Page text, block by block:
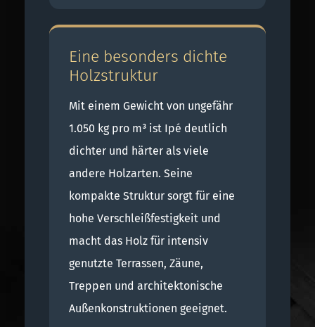
Eine besonders dichte
Holzstruktur
Mit einem Gewicht von ungefähr
1.050 kg pro m³ ist Ipé deutlich
dichter und härter als viele
andere Holzarten. Seine
kompakte Struktur sorgt für eine
hohe Verschleißfestigkeit und
macht das Holz für intensiv
genutzte Terrassen, Zäune,
Treppen und architektonische
Außenkonstruktionen geeignet.